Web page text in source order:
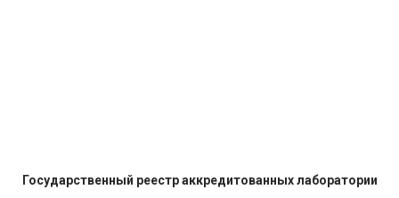
Государственный реестр аккредитованных лаборатории